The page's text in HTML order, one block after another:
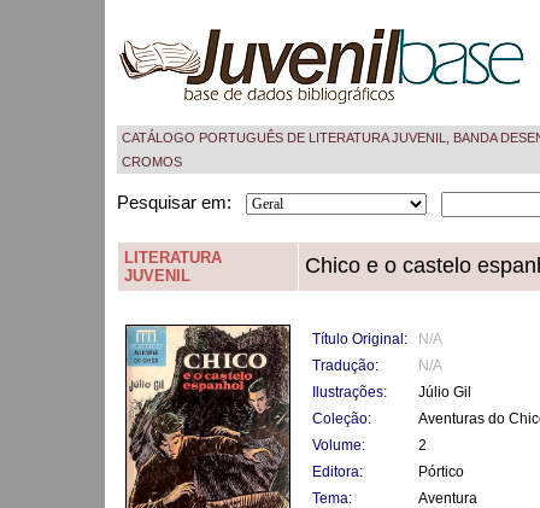
CATÁLOGO PORTUGUÊS DE LITERATURA JUVENIL, BANDA
CROMOS
Pesquisar em:
LITERATURA
JUVENIL
Chico e o castelo
Título Original:
N/A
Tradução:
N/A
Ilustrações:
Júlio Gil
Coleção:
Aventuras do
Volume:
2
Editora:
Pórtico
Tema:
Aventura